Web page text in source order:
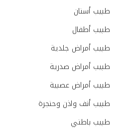
طبيب أسنان
طبيب أطفال
طبيب أمراض جلدية
طبيب أمراض صدرية
طبيب أمراض عصبية
طبيب أنف واذن وحنجرة
طبيب باطني